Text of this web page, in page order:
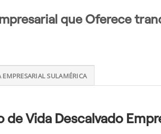
que Oferece
EMPRESARIAL SULAMÉRICA
de Vida Descalvado